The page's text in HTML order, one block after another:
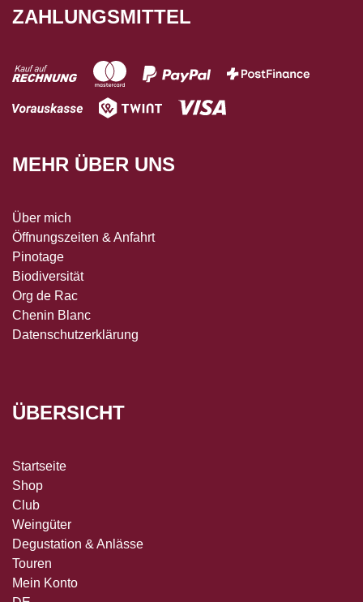
ZAHLUNGSMITTEL
MEHR ÜBER UNS
Über mich
Öffnungszeiten & Anfahrt
Pinotage
Biodiversität
Org de Rac
Chenin Blanc
Datenschutzerklärung
ÜBERSICHT
Startseite
Shop
Club
Weingüter
Degustation & Anlässe
Touren
Mein Konto